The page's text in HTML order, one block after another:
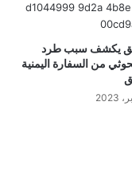
يكشف سبب طرد
من السفارة اليمنية